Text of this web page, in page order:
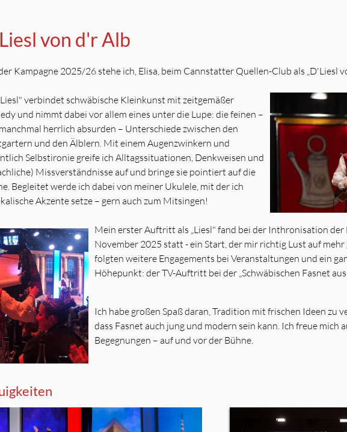
von d'r Alb
Kampagne 2025/26 stehe ich, Elisa, beim Cannstatter Quellen-Club als „D'Liesl
verbindet schwäbische Kleinkunst mit zeitgemäßer
und nimmt dabei vor allem eines unter die Lupe: die feinen –
herrlich absurden – Unterschiede zwischen den
und den Älblern. Mit einem Augenzwinkern und
Selbstironie greife ich Alltagssituationen, Denkweisen und
Missverständnisse auf und bringe sie pointiert auf die
Begleitet werde ich dabei von meiner Ukulele, mit der ich
Akzente setze – gern auch zum Mitsingen!
Mein erster Auftritt als „Liesl" fand bei der Inthronisation der
November 2025 statt - ein Start, der mir richtig Lust auf mehr
folgten weitere Engagements bei Veranstaltungen und ein
Höhepunkt: der TV-Auftritt bei der „Schwäbischen Fasnet
Ich habe großen Spaß daran, Tradition mit frischen Ideen zu
dass Fasnet auch jung und modern sein kann. Ich freue mich
Begegnungen – auf und vor der Bühne.